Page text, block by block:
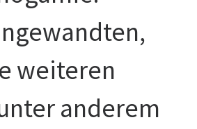
weiteren
anderem